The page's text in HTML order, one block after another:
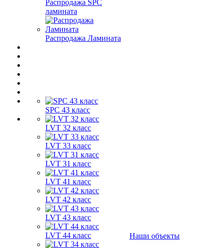
Распродажа SPC
ламината
Распродажа Ламината
SPC 43 класс
LVT 32 класс
LVT 33 класс
LVT 31 класс
LVT 41 класс
LVT 42 класс
LVT 43 класс
LVT 44 класс
Наши объекты